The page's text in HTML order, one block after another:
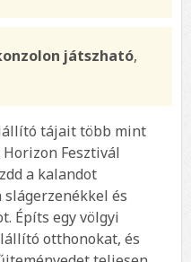
játszható,
tájait több mint
Fesztivál
a kalandot
és
Építs egy völgyi
otthonokat, és